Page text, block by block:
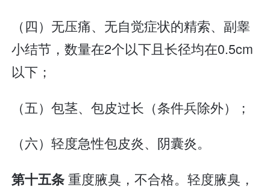
（四）无压痛、无自觉症状的精索、副睾
小结节，数量在2个以下且长径均在0.5cm
以下；
（五）包茎、包皮过长（条件兵除外）；
（六）轻度急性包皮炎、阴囊炎。
第十五条重度腋臭，不合格。轻度腋臭，